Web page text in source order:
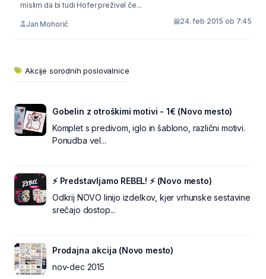
mislim da bi tudi Hofer preživel če...
Jan Mohorič 24. feb 2015 ob 7:45
Akcije sorodnih poslovalnice
Gobelin z otroškimi motivi - 1€ (Novo mesto)
Komplet s predivom, iglo in šablono, različni motivi.
Ponudba vel...
⚡ Predstavljamo REBEL! ⚡ (Novo mesto)
Odkrij NOVO linijo izdelkov, kjer vrhunske sestavine
srečajo dostop...
Prodajna akcija (Novo mesto)
nov-dec 2015